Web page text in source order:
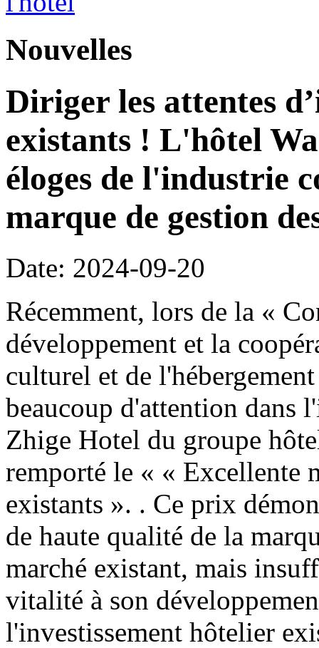
Nouvelles
Diriger les attentes
existants ! L'hôtel
éloges de l'industrie
marque de gestion
Date: 2024-09-20
Récemment, lors de la «
développement et la
culturel et de
beaucoup d'attention dans
Zhige Hotel du groupe
remporté le « « Excellente
existants ». . Ce prix
de haute qualité de la
marché existant, mais
vitalité à son
l'investissement hôtelier